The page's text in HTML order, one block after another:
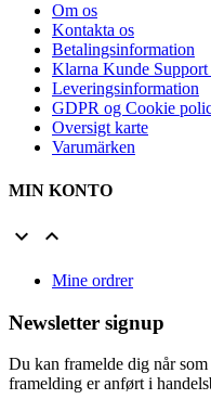
Om os
Kontakta os
Betalingsinformation
Klarna Kunde
Leveringsinformation
GDPR og Cookie
Oversigt karte
Varumärken
MIN KONTO
 
Mine ordrer
Newsletter signup
Du kan framelde dig når
framelding er anført i